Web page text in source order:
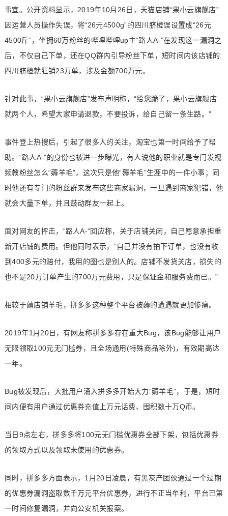
事宜。公开资料显示，2019年10月26日，天猫店铺“果小云旗舰店”
因运营人员操作失误，将“26元4500g”的四川脐橙误设置成“26元
4500斤”，坐拥60万粉丝的哔哩哔哩up主“路人A-”在发现这一漏洞之
后，不仅自己下单，还在QQ群内引导粉丝下单，短时间内该店铺的
四川脐橙就狂销23万单，涉及金额700万元。
针对此事，“果小云旗舰店”发布声明称，“给您跪了，果小云旗舰店
就两个人，希望大家申请退款，不要投诉，给自己留一条生路。”
事件登上热搜后，引起了很多人的关注，淘宝也第一时间给予了帮
助。“路人A-”的身份也被进一步曝光，有人说他的职业就是专门发视
频教粉丝怎么“薅羊毛”，这次只是他“薅羊毛”生涯中的一件小事；同
时他还有专门的粉丝群来发布这些商家漏洞，一旦遇到商家犯错，他
就会大量下单，并且鼓动群友一起上。
面对网友的抨击，“路人A-”回应称，关于店铺关闭，自己愿意承担重
新开店铺的费用。但他同时表示，“自己并没有拍下订单，也没有收
到400多元的赔付，我用的图也是别人的。店铺不发货关店，损失的
也不是20万订单产生的700万元费用，只是保证金和服务费而已。”
相较于薅店铺羊毛，拼多多这种整个平台被薅的遭遇就更加惨痛。
2019年1月20日，有网友称拼多多存在重大Bug，该Bug能够让用户
无限领取100元无门槛券，且全场通用(特殊商品除外)，有效期高达
一年。
Bug被发现后，大批用户涌入拼多多开始大力“薅羊毛”，于是，短时
间内便有用户通过优惠券充值上万元话费、囤积数十万Q币。
当日9点左右，拼多多将100元无门槛优惠券全部下架，包括优惠券
的领取方式以及领取未使用的优惠券。
同时，拼多多方面表示，1月20日凌晨，有黑灰产团伙通过一个过期
的优惠券漏洞盗取数千万元平台优惠券，进行不正当牟利，平台已第
一时间修复漏洞，并向公安机关报案。